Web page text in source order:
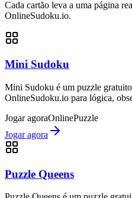
Cada cartão leva a uma página
OnlineSudoku.io.
Mini Sudoku
Mini Sudoku é um puzzle
OnlineSudoku.io para lógica,
Jogar agoraOnlinePuzzle
Jogar agora
Puzzle Queens